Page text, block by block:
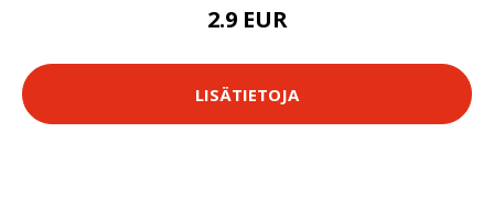
2.9 EUR
LISÄTIETOJA